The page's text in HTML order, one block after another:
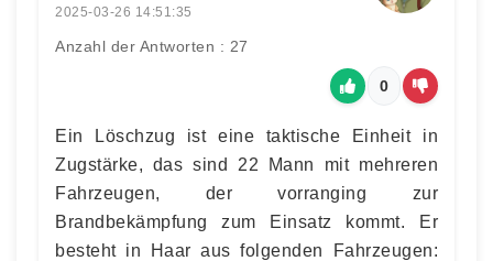
2025-03-26 14:51:35
Anzahl der Antworten : 27
0
Ein Löschzug ist eine taktische Einheit in
Zugstärke, das sind 22 Mann mit mehreren
Fahrzeugen, der vorranging zur
Brandbekämpfung zum Einsatz kommt. Er
besteht in Haar aus folgenden Fahrzeugen: